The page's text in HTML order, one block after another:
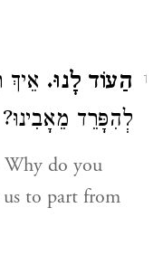
1 הַעוֹד לָנוּ.
לְהִפָּרֵד מֵאָבִינוּ?
Why do you
to part from